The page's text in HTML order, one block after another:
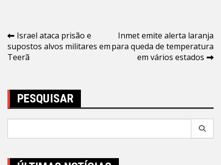
Navegação
de
Israel ataca prisão e
supostos alvos militares em
Teerã
Inmet emite alerta laranja
para queda de temperatura
em vários estados
PESQUISAR